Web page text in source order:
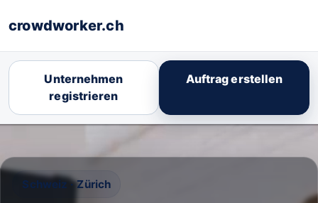
crowdworker.ch
Unternehmen
registrieren
Auftrag erstellen
Schweiz · Zürich